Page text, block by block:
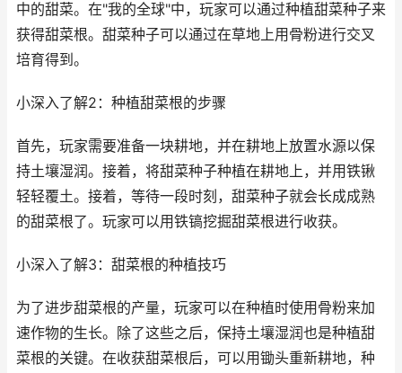
中的甜菜。在"我的全球"中，玩家可以通过种植甜菜种子来
获得甜菜根。甜菜种子可以通过在草地上用骨粉进行交叉
培育得到。
小深入了解2：种植甜菜根的步骤
首先，玩家需要准备一块耕地，并在耕地上放置水源以保
持土壤湿润。接着，将甜菜种子种植在耕地上，并用铁锹
轻轻覆土。接着，等待一段时刻，甜菜种子就会长成成熟
的甜菜根了。玩家可以用铁镐挖掘甜菜根进行收获。
小深入了解3：甜菜根的种植技巧
为了进步甜菜根的产量，玩家可以在种植时使用骨粉来加
速作物的生长。除了这些之后，保持土壤湿润也是种植甜
菜根的关键。在收获甜菜根后，可以用锄头重新耕地，种